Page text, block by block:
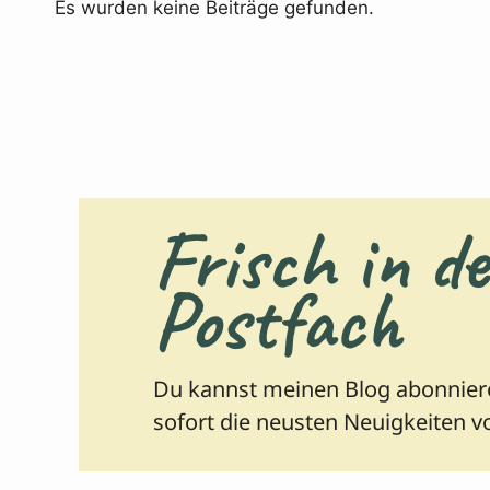
Es wurden keine Beiträge gefunden.
Frisch in
Postfach
Du kannst meinen Blog
sofort die neusten Neuigkeiten